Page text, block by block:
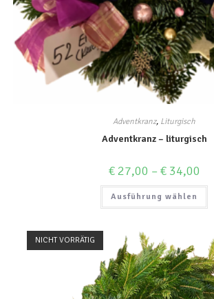
Adventkranz, Liturgisch
Adventkranz – liturgisch
€27,00 – €34,00
Ausführung wählen
NICHT VORRÄTIG